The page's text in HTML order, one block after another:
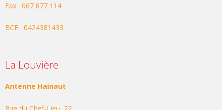
Fax : 067 877 114
BCE : 0424381433
La Louvière
Antenne Hainaut